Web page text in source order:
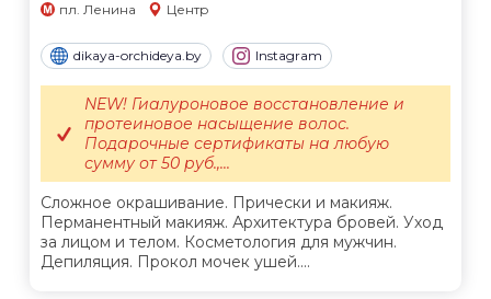
пл. Ленина Центр
dikaya-orchideya.by Instagram
Сложное окрашивание. Прически и макияж.
Перманентный макияж. Архитектура бровей. Уход
за лицом и телом. Косметология для мужчин.
Депиляция. Прокол мочек ушей....
NEW! Гиалуроновое восстановление и
протеиновое насыщение волос.
Подарочные сертификаты на любую
сумму от 50 руб.,...